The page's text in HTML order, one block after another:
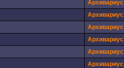
Архивариус
Архивариус
Архивариус
Архивариус
Архивариус
Архивариус